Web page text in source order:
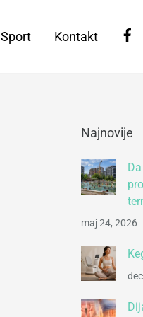
Sport Kontakt
Najnovije
maj 24, 2026